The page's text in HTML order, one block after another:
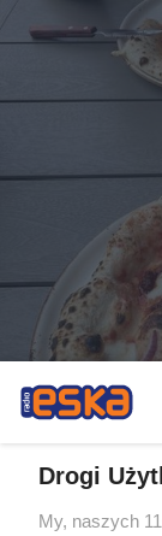
Drogi
My, naszych